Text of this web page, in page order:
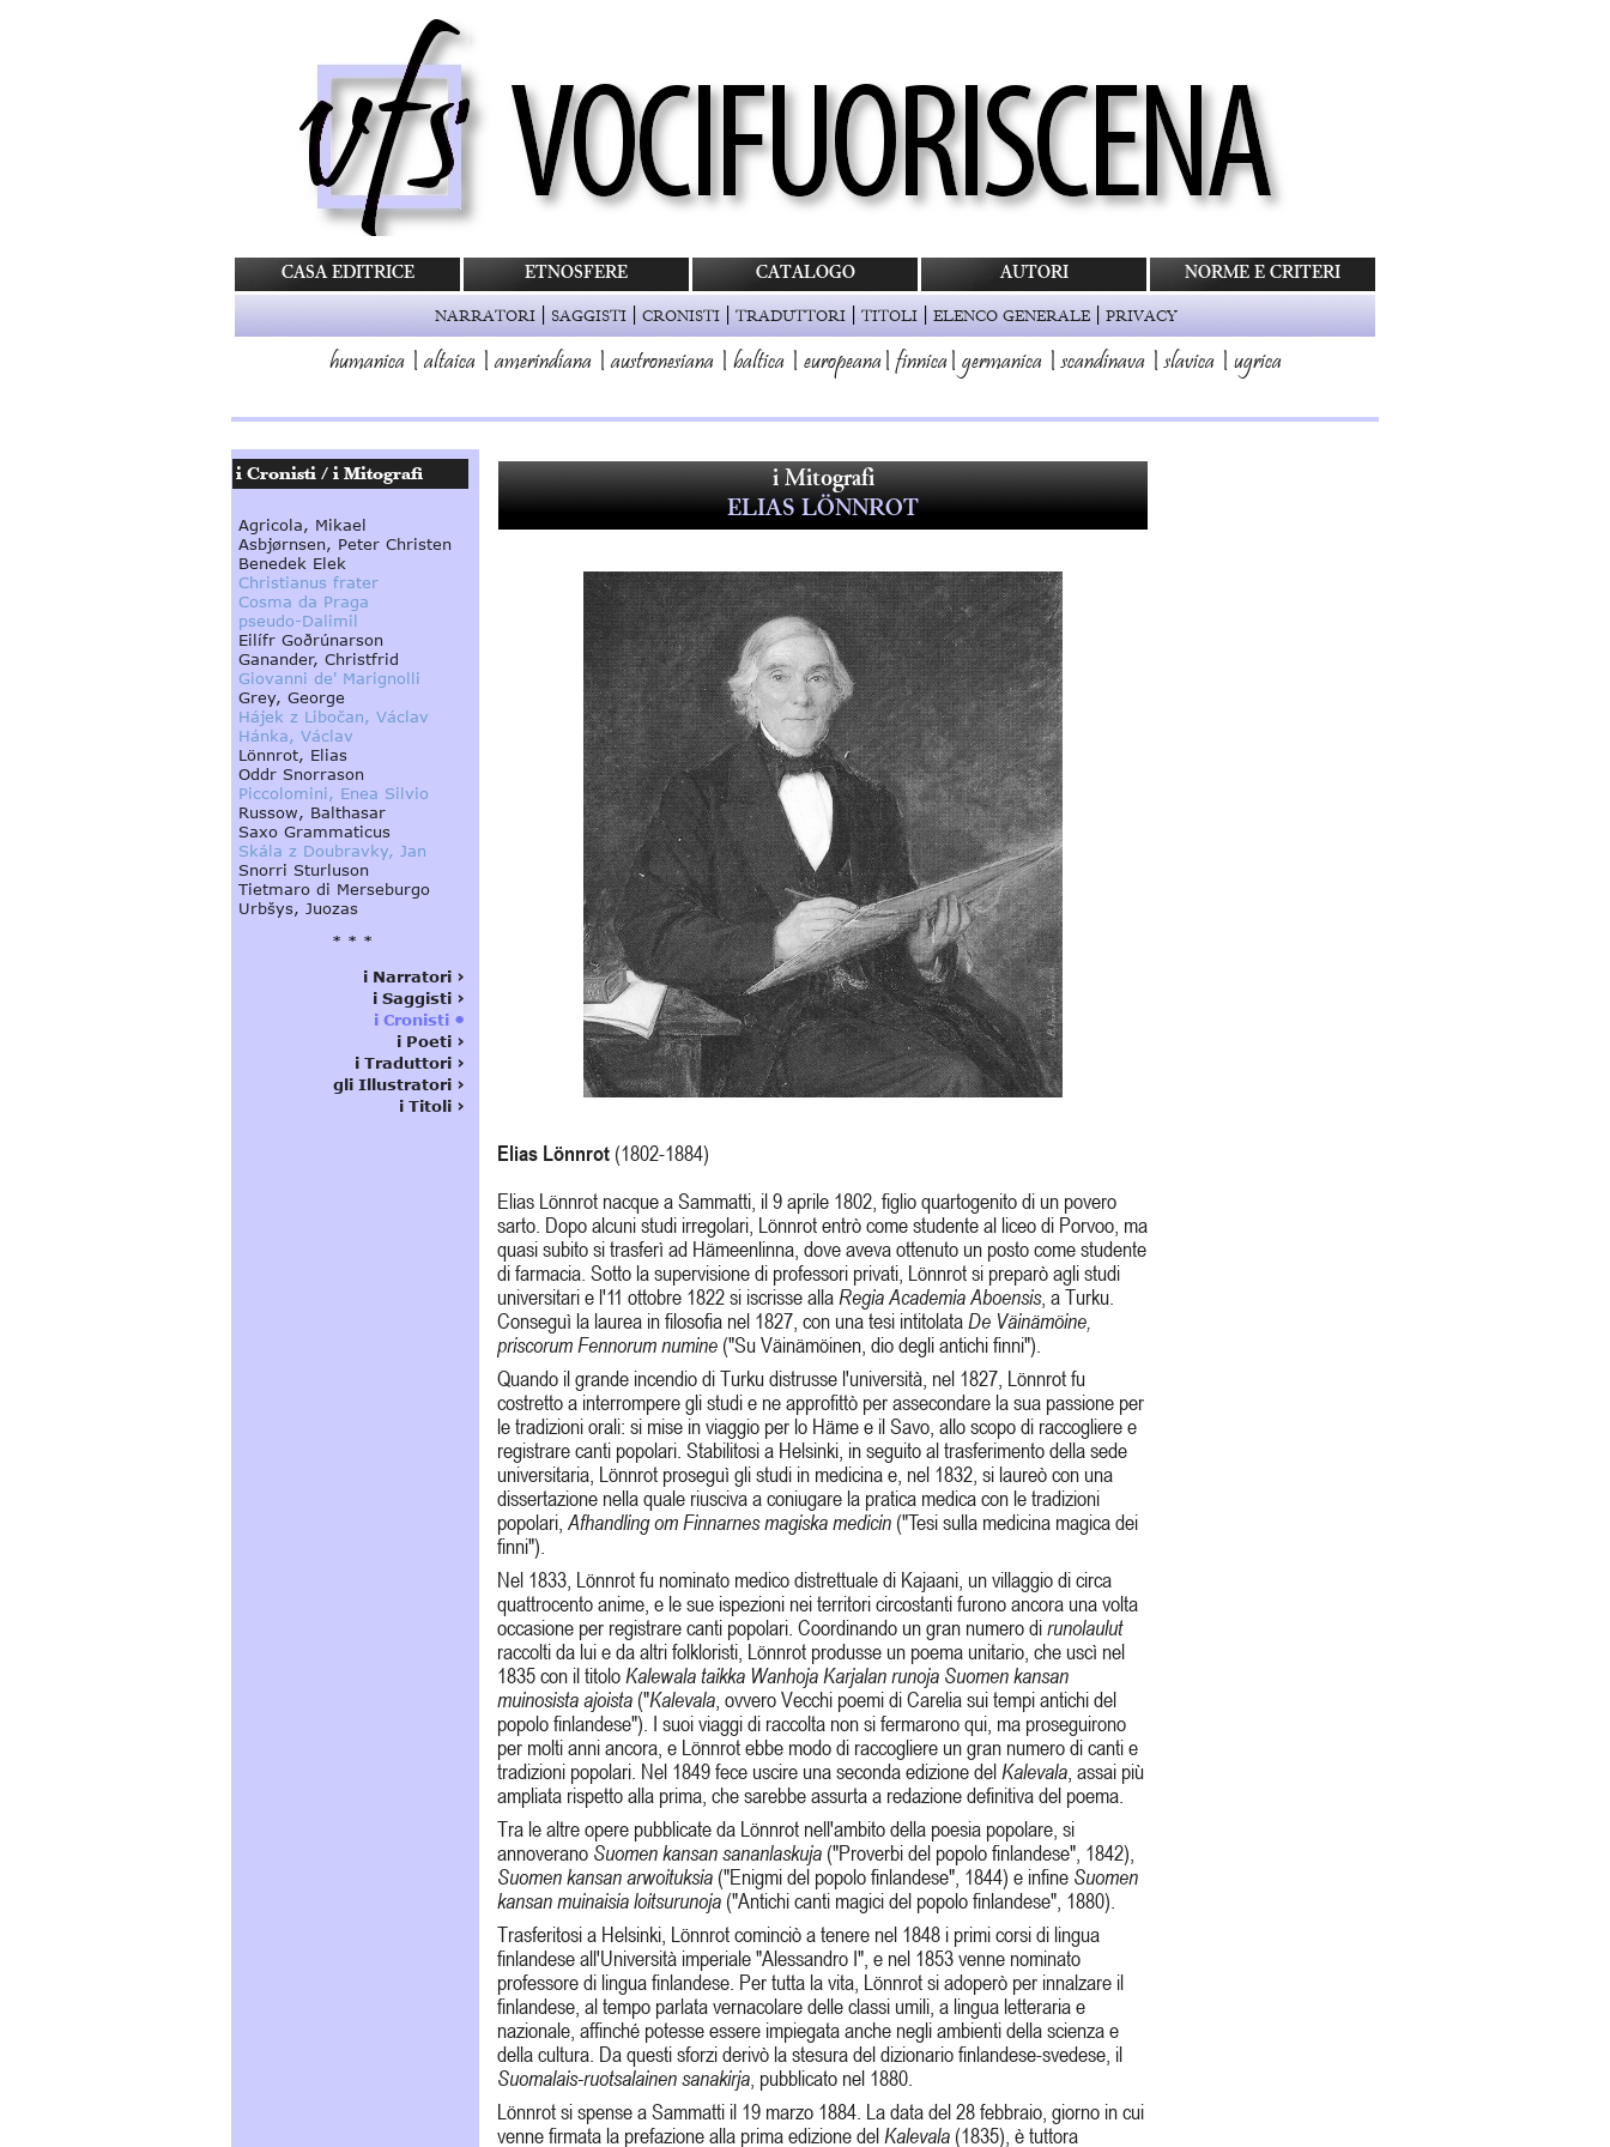
CASA EDITRICE ETNOSFERE CATALOGO AUTORI NORME E CRITERI
NARRATORI | SAGGISTI | CRONISTI | TRADUTTORI | TITOLI | ELENCO GENERALE | PRIVACY
humanica|altaica|amerindiana|austronesiana| baltica| europeana|finnica| germanica|scandinava|slavica| ugrica
i Mitografi
ELIAS LÖNNROT
Elias Lönnrot (1802-1884)
Elias Lönnrot nacque a Sammatti, il 9 aprile 1802, figlio quartogenito di un povero
sarto. Dopo alcuni studi irregolari, Lönnrot entrò come studente al liceo di Porvoo, ma
quasi subito si trasferì ad Hämeenlinna, dove aveva ottenuto un posto come studente
di farmacia. Sotto la supervisione di professori privati, Lönnrot si preparò agli studi
universitari e l'11 ottobre 1822 si iscrisse alla Regia Academia Aboensis, a Turku.
Conseguì la laurea in filosofia nel 1827, con una tesi intitolata De Väinämöine,
priscorum Fennorum numine ("Su Väinämöinen, dio degli antichi finni").
Quando il grande incendio di Turku distrusse l'università, nel 1827, Lönnrot fu
costretto a interrompere gli studi e ne approfittò per assecondare la sua passione per
le tradizioni orali: si mise in viaggio per lo Häme e il Savo, allo scopo di raccogliere e
registrare canti popolari. Stabilitosi a Helsinki, in seguito al trasferimento della sede
universitaria, Lönnrot proseguì gli studi in medicina e, nel 1832, si laureò con una
dissertazione nella quale riusciva a coniugare la pratica medica con le tradizioni
popolari, Afhandling om Finnarnes magiska medicin ("Tesi sulla medicina magica dei
finni").
Nel 1833, Lönnrot fu nominato medico distrettuale di Kajaani, un villaggio di circa
quattrocento anime, e le sue ispezioni nei territori circostanti furono ancora una volta
occasione per registrare canti popolari. Coordinando un gran numero dirunolaulut
raccolti da lui e da altri folkloristi, Lönnrot produsse un poema unitario, che uscì nel
1835 con il titolo Kalewala taikka Wanhoja Karjalan runoja Suomen kansan
muinosista ajoista ("Kalevala , ovvero Vecchi poemi di Carelia sui tempi antichi del
popolo finlandese"). I suoi viaggi di raccolta non si fermarono qui, ma proseguirono
per molti anni ancora, e Lönnrot ebbe modo di raccogliere un gran numero di canti e
tradizioni popolari. Nel 1849 fece uscire una seconda edizione del Kalevala , assai più
ampliata rispetto alla prima, che sarebbe assurta a redazione definitiva del poema.
Tra le altre opere pubblicate da Lönnrot nell'ambito della poesia popolare, si
annoverano Suomen kansan sa­nanlaskuja ("Proverbi del popolo finlandese", 1842),
Suomen kansan arwoituksia ("Enigmi del popolo finlandese", 1844) e infine Suomen
kansan muinaisia loitsurunoja ("Antichi canti magici del popolo finlan­dese", 1880).
Trasferitosi a Helsinki, Lönnrot cominciò a tenere nel 1848 i primi corsi di lingua
finlandese all'Università imperiale "Alessandro I", e nel 1853 venne nominato
professore di lingua finlandese. Per tutta la vita, Lönnrot si adoperò per innalzare il
finlandese, al tempo parlata vernacolare delle classi umili, a lingua letteraria e
nazionale, affinché potesse essere impiegata anche negli ambienti della scienza e
della cultura. Da questi sforzi derivò la stesura del dizionario finlandese-svedese, il
Suomalais-ruotsalainen sanakirja , pubblicato nel 1880.
Lönnrot si spense a Sammatti il 19 marzo 1884. La data del 28 febbraio, giorno in cui
venne firmata la prefazione alla prima edizione del Kalevala (1835), è tuttora